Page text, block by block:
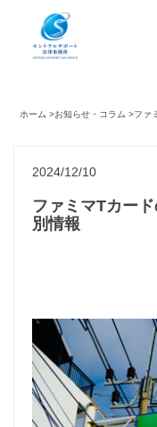
ホーム >お知らせ・コラム >ファ
2024/12/10
ファミマTカー
別情報